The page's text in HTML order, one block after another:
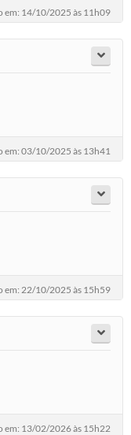
em: 14/10/2025 às 11h09
em: 03/10/2025 às 13h41
em: 22/10/2025 às 15h59
em: 13/02/2026 às 15h22